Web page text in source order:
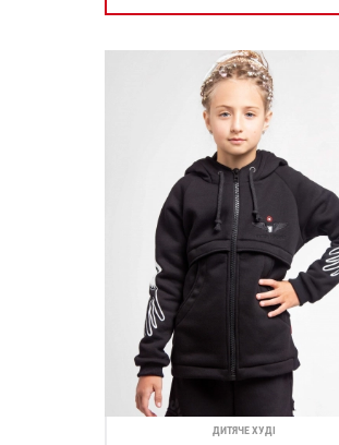
ДИТЯЧЕ ХУДІ